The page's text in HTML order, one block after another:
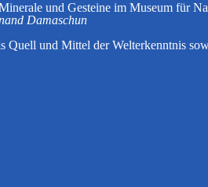
und Gesteine im Museum für
Damaschun
Quell und Mittel der Welterkenntnis